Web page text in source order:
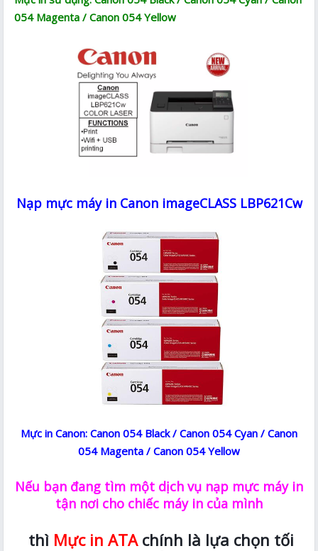
054 Magenta / Canon 054 Yellow
Nạp mực máy in Canon imageCLASS LBP621Cw
Mực in Canon: Canon 054 Black / Canon 054 Cyan / Canon
054 Magenta / Canon 054 Yellow
Nếu bạn đang tìm một dịch vụ nạp mực máy in
tận nơi cho chiếc máy in của mình
thì Mực in ATAchính là lựa chọn tối